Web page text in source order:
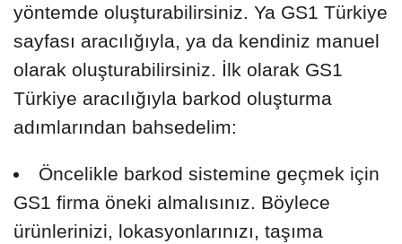
yöntemde oluşturabilirsiniz. Ya GS1 Türkiye
sayfası aracılığıyla, ya da kendiniz manuel
olarak oluşturabilirsiniz. İlk olarak GS1
Türkiye aracılığıyla barkod oluşturma
adımlarından bahsedelim:
Öncelikle barkod sistemine geçmek için
GS1 firma öneki almalısınız. Böylece
ürünlerinizi, lokasyonlarınızı, taşıma